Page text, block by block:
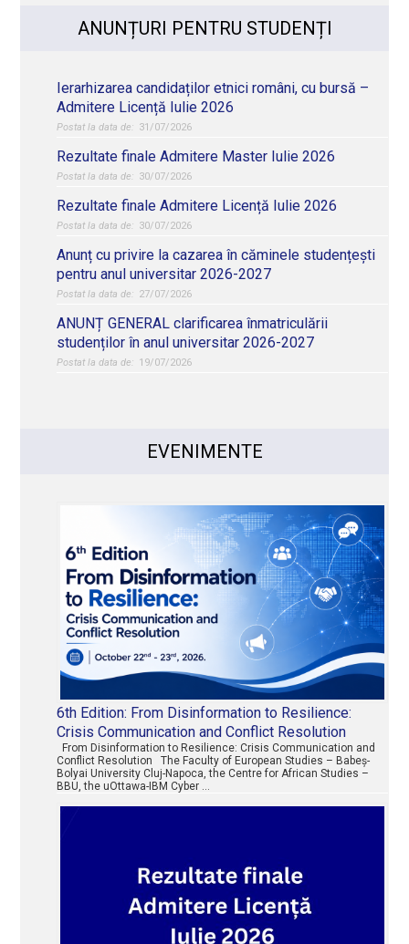
ANUNȚURI PENTRU STUDENȚI
Ierarhizarea candidaților etnici români, cu bursă –
Admitere Licență Iulie 2026
31/07/2026
Rezultate finale Admitere Master Iulie 2026
30/07/2026
Rezultate finale Admitere Licență Iulie 2026
30/07/2026
Anunț cu privire la cazarea în căminele studențești
pentru anul universitar 2026-2027
27/07/2026
ANUNȚ GENERAL clarificarea înmatriculării
studenților în anul universitar 2026-2027
19/07/2026
EVENIMENTE
6th Edition: From Disinformation to Resilience:
Crisis Communication and Conflict Resolution
From Disinformation to Resilience: Crisis Communication and
Conflict Resolution The Faculty of European Studies – Babeș-
Bolyai University Cluj-Napoca, the Centre for African Studies –
BBU, the uOttawa-IBM Cyber …